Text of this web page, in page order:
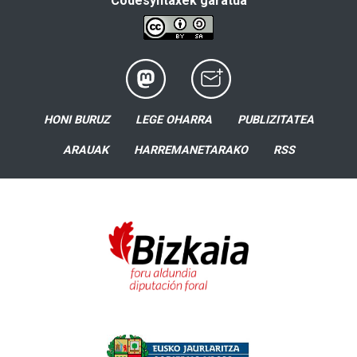
HONI BURUZ LEGE OHARRA PUBLIZITATEA
ARAUAK HARREMANETARAKO RSS